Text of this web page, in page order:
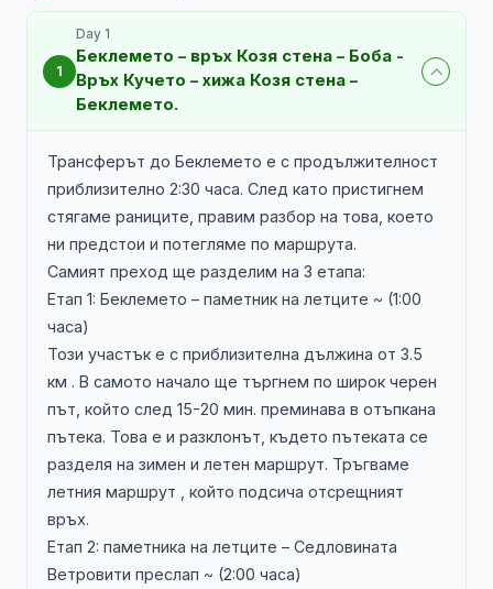
1
Day 1
Беклемето – връх Козя стена – Боба -
Връх Кучето – хижа Козя стена –
Беклемето.
Трансферът до Беклемето е с продължителност
приблизително 2:30 часа. След като пристигнем
стягаме раниците, правим разбор на това, което
ни предстои и потегляме по маршрута.
Самият преход ще разделим на 3 етапа:
Етап 1: Беклемето – паметник на летците ~ (1:00
часа)
Този участък е с приблизителна дължина от 3.5
км . В самото начало ще търгнем по широк черен
път, който след 15-20 мин. преминава в отъпкана
пътека. Това е и разклонът, където пътеката се
разделя на зимен и летен маршрут. Тръгваме
летния маршрут , който подсича отсрещният
връх.
Етап 2: паметника на летците – Седловината
Ветровити преслап ~ (2:00 часа)